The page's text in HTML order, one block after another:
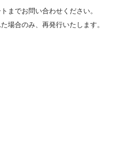
までお問い合わせください。
場合のみ、再発行いたします。